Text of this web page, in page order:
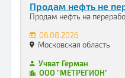
Продам нефть не
Продам нефть на
06.08.2026
Московская область
Учват Герман
ООО "МЕТРЕГИОН"